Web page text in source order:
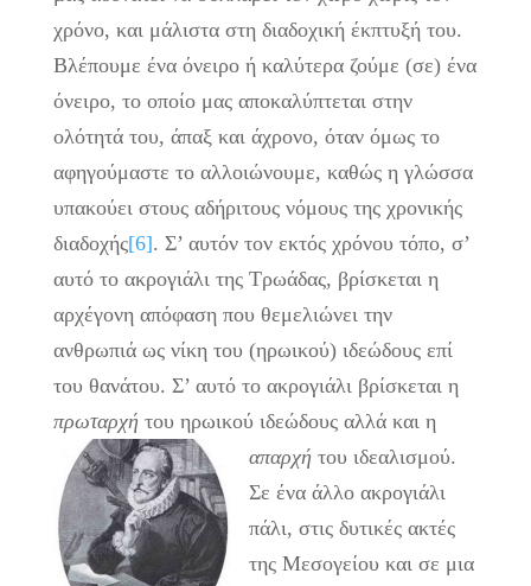
χρόνο, και μάλιστα στη διαδοχική έκπτυξή του.
Βλέπουμε ένα όνειρο ή καλύτερα ζούμε (σε) ένα
όνειρο, το οποίο μας αποκαλύπτεται στην
ολότητά του, άπαξ και άχρονο, όταν όμως το
αφηγούμαστε το αλλοιώνουμε, καθώς η γλώσσα
υπακούει στους αδήριτους νόμους της χρονικής
διαδοχής[6]. Σ’ αυτόν τον εκτός χρόνου τόπο, σ’
αυτό το ακρογιάλι της Τρωάδας, βρίσκεται η
αρχέγονη απόφαση που θεμελιώνει την
ανθρωπιά ως νίκη του (ηρωικού) ιδεώδους επί
του θανάτου. Σ’ αυτό το ακρογιάλι βρίσκεται η
πρωταρχή του ηρωικού ιδεώδους αλλά και η
απαρχή του ιδεαλισμού.
Σε ένα άλλο ακρογιάλι
πάλι, στις δυτικές ακτές
της Μεσογείου και σε μια